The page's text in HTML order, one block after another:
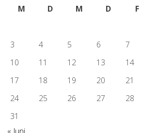
M
D M D F
3
4 5 6 7
10
11 12 13 14
17
18 19 20 21
24
25 26 27 28
31